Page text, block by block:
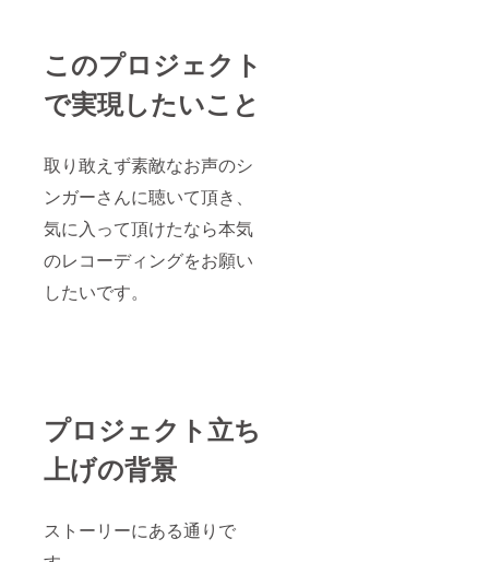
このプロジェクト
で実現したいこと
取り敢えず素敵なお声のシ
ンガーさんに聴いて頂き、
気に入って頂けたなら本気
のレコーディングをお願い
したいです。
プロジェクト立ち
上げの背景
ストーリーにある通りで